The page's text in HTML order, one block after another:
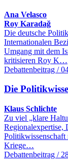
Ana Velasco
Roy Karadağ
Die deutsche
Internationalen
Umgang mit dem
kritisieren Roy K…
Debattenbeitrag /
Die
Klaus Schlichte
Zu viel „klare
Regionalexpertise,
Kriege…
Debattenbeitrag /